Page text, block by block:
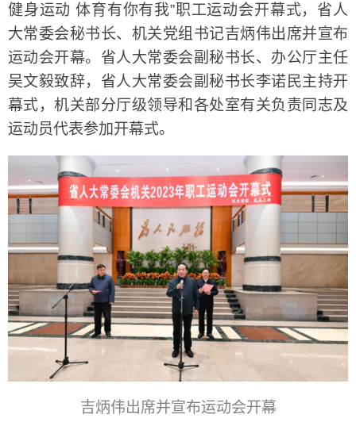
健身运动 体育有你有我”职工运动会开幕式，省人
大常委会秘书长、机关党组书记吉炳伟出席并宣布
运动会开幕。省人大常委会副秘书长、办公厅主任
吴文毅致辞，省人大常委会副秘书长李诺民主持开
幕式，机关部分厅级领导和各处室有关负责同志及
运动员代表参加开幕式。
吉炳伟出席并宣布运动会开幕